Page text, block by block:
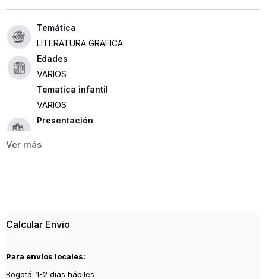
ranma y shampoo, akane y mousse y ukyô y ryôga se enfrentarán
en esta dura batalla. ranma pierde la vergüenza y avanza sorteando
prueba tras prueba para lograr su objetivo...
LITERATURA GRAFICA
Edades
VARIOS
Tematica infantil
VARIOS
Presentación
PLANETA COMIC
2016
Traductor
Calcular Envio
Para envíos locales:
Bogotá: 1-2 días hábiles